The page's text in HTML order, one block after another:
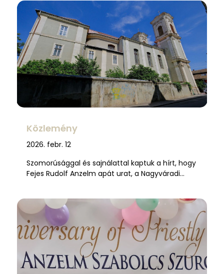
Közlemény
2026. febr. 12
Szomorúsággal és sajnálattal kaptuk a hírt, hogy
Fejes Rudolf Anzelm apát urat, a Nagyváradi…